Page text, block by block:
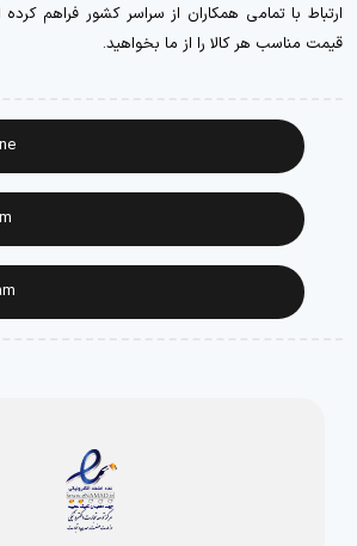
ارتباط با تمامی همکاران از سراسر کشور فراهم
قیمت مناسب هر کالا را از ما بخواهید.